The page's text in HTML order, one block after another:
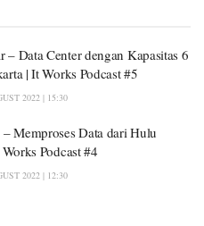
– Data Center dengan Kapasitas 6
| It Works Podcast #5
2022 | 15:30
Memproses Data dari Hulu
Podcast #4
2022 | 12:30